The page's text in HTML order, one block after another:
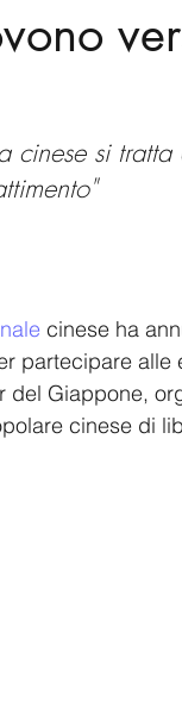
cinese si
cinese ha
partecipare alle
del Giappone,
cinese di